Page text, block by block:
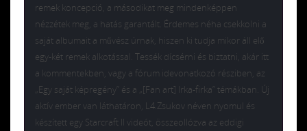
remek koncepció, a másodikat meg mindenképpen
nézzétek meg, a hatás garantált. Érdemes néha csekkolni a
saját albumait a művész úrnak, hiszen ki tudja mikor áll elő
egy-két remek alkotással. Tessék dícsérni és biztatni, akár itt
a kommentekben, vagy a fórum idevonatkozó résziben, az
„Egy saját képregény” és a „[Fan art] Irka-firka” témákban. Új
aktív ember van láthatáron, L4.Zsukov néven nyomul és
készített egy Starcraft II videót, összeollózva az eddigi